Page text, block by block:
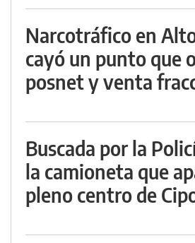
Narcotráfico en
cayó un punto que
posnet y venta
Buscada por la
la camioneta que
pleno centro de